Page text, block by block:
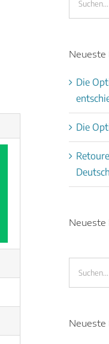
Neueste
Die
Die
Neueste
Neueste